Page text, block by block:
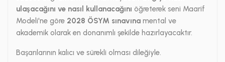
ulaşacağını ve nasıl kullanacağını öğreterek seni Maarif
Modeli'ne göre 2028 ÖSYM sınavına mental ve
akademik olarak en donanımlı şekilde hazırlayacaktır.
Başarılarının kalıcı ve sürekli olması dileğiyle.